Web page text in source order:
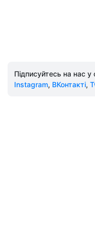
Підписуйтесь на нас
Instagram, ВКонтакті,